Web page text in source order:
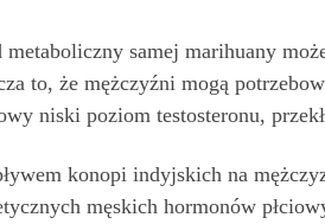
metaboliczny samej marihuany
to, że mężczyźni mogą
niski poziom testosteronu,
konopi indyjskich na
męskich hormonów